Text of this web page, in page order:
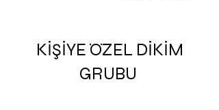
KİŞİYE ÖZEL DİKİM
GRUBU